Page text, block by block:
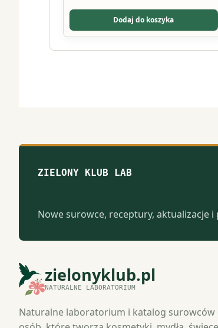
Dodaj do koszyka
ZIELONY KLUB LAB
Nowe surowce, receptury, aktualizacje
zielonyklub.pl
NATURALNE LABORATORIUM
Naturalne laboratorium i katalog surowców